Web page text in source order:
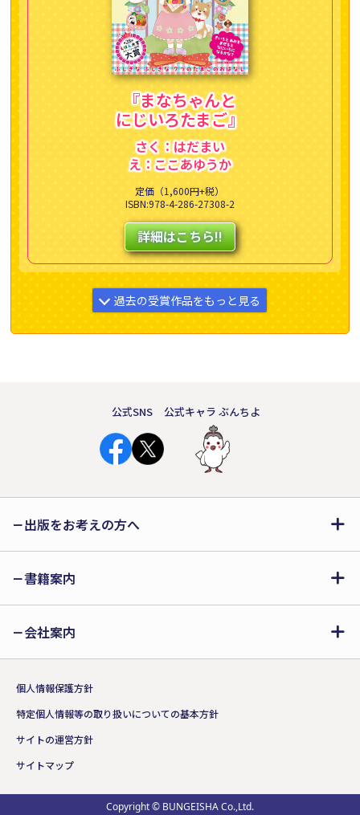
『まなちゃんと
にじいろたまご』
さく：はだまい
え：ここあゆうか
定価（1,600円+税）
ISBN:978-4-286-27308-2
詳細はこちら!!
過去の受賞作品をもっと見る
絵本部門 大賞受賞作品
nariyuki
公式SNS 公式キャラ ぶんちよ
出版をお考えの方へ
書籍案内
会社案内
個人情報保護方針
特定個人情報等の取り扱いについての基本方針
サイトの運営方針
サイトマップ
Copyright © BUNGEISHA Co.,Ltd.